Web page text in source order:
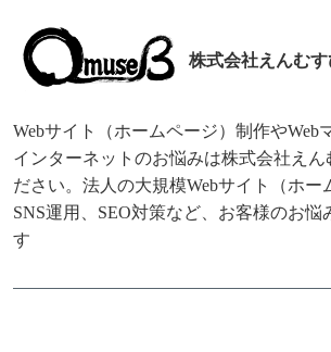
株式会社えんむす
Webサイト（ホームページ）制作やWeb
インターネットのお悩みは株式会社えん
ださい。法人の大規模Webサイト（ホー
SNS運用、SEO対策など、お客様のお悩
す